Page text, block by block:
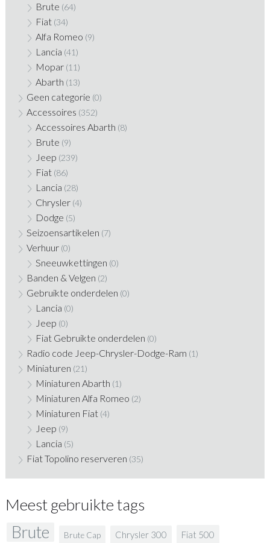
Brute (64)
Fiat (34)
Alfa Romeo (9)
Lancia (41)
Mopar (11)
Abarth (13)
Geen categorie (0)
Accessoires (352)
Accessoires Abarth (8)
Brute (9)
Jeep (239)
Fiat (86)
Lancia (28)
Chrysler (4)
Dodge (5)
Seizoensartikelen (7)
Verhuur (0)
Sneeuwkettingen (0)
Banden & Velgen (2)
Gebruikte onderdelen (0)
Lancia (0)
Jeep (0)
Fiat Gebruikte onderdelen (0)
Radio code Jeep-Chrysler-Dodge-Ram (1)
Miniaturen (21)
Miniaturen Abarth (1)
Miniaturen Alfa Romeo (2)
Miniaturen Fiat (4)
Jeep (9)
Lancia (5)
Fiat Topolino reserveren (35)
Meest gebruikte tags
Brute Brute Cap Chrysler 300 Fiat 500